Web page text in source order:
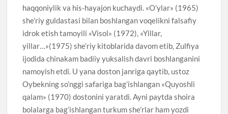
haqqoniylik va his-hayajon kuchaydi. «O’ylar» (1965)
she’riy guldastasi bilan boshlangan voqelikni falsafiy
idrok etish tamoyili «Visol» (1972), «Yillar,
yillar…»(1975) she’riy kitoblarida davom etib, Zulfiya
ijodida chinakam badiiy yuksalish davri boshlanganini
namoyish etdi. U yana doston janriga qaytib, ustoz
Oybekning so’nggi safariga bag’ishlangan «Quyoshli
qalam» (1970) dostonini yaratdi. Ayni paytda shoira
bolalarga bag’ishlangan turkum she’rlar ham yozdi